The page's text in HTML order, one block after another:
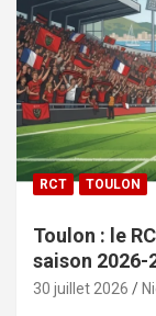
RCT TOULON
Toulon : le
saison 2026-
30 juillet 2026